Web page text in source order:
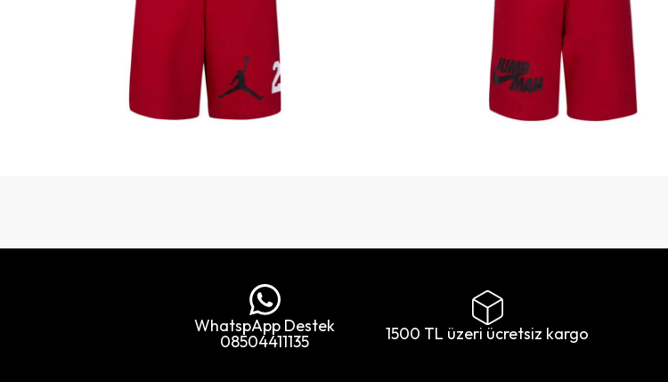
WhatspApp Destek
08504411135 1500 TL üzeri ücretsiz kargo